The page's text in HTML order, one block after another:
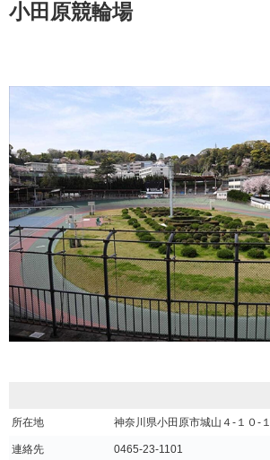
小田原競輪場
所在地 神奈川県小田原市城山４‐１０‐１
連絡先 0465-23-1101